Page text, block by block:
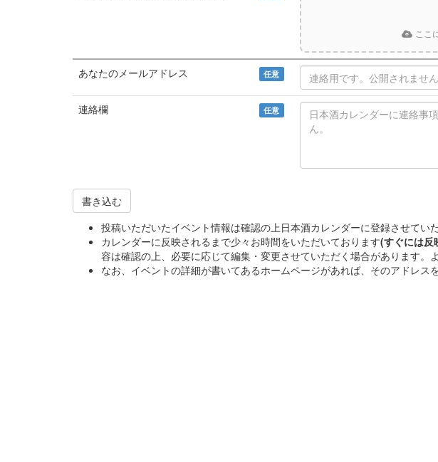
ここ
あなたのメールアドレス 任意
連絡欄 任意
書き込む
投稿いただいたイベント情報は確認の上日本酒カレンダーに登録させていた
カレンダーに反映されるまで少々お時間をいただいております(すぐには反
容は確認の上、必要に応じて編集・変更させていただく場合があります。
なお、イベントの詳細が書いてあるホームページがあれば、そのアドレス